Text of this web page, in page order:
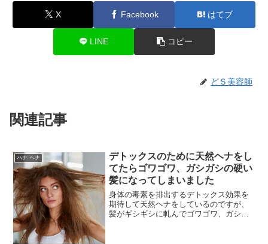
X Facebook はてブ
LINE コピー
どＳ美容師
関連記事
ハナ ヘナ
デトックスのために天然ヘナをし
てたらゴワゴワ、ガシガシの硬い
髪になってしまいました
身体の毒素を排出するデトックス効果を
期待して天然ヘナをしているのですが、
髪がギシギシに軋んでゴワゴワ、ガシガ